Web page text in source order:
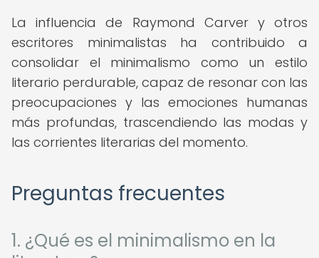
La influencia de Raymond Carver y otros
escritores minimalistas ha contribuido a
consolidar el minimalismo como un estilo
literario perdurable, capaz de resonar con las
preocupaciones y las emociones humanas
más profundas, trascendiendo las modas y
las corrientes literarias del momento.
Preguntas frecuentes
1. ¿Qué es el minimalismo en la